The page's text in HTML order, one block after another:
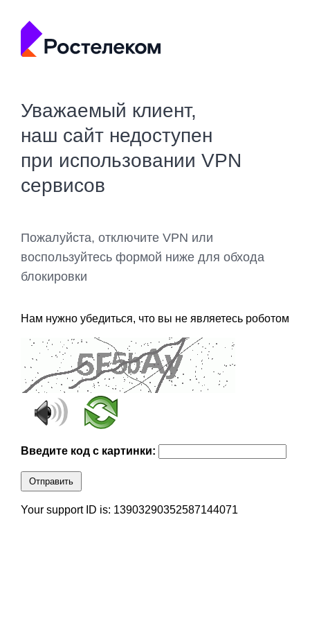
Уважаемый клиент,
наш сайт недоступен
при использовании VPN
сервисов
Пожалуйста, отключите VPN или
воспользуйтесь формой ниже для обхода
блокировки
Нам нужно убедиться, что вы не являетесь роботом
Введите код с картинки:
Отправить
Your support ID is: 13903290352587144071